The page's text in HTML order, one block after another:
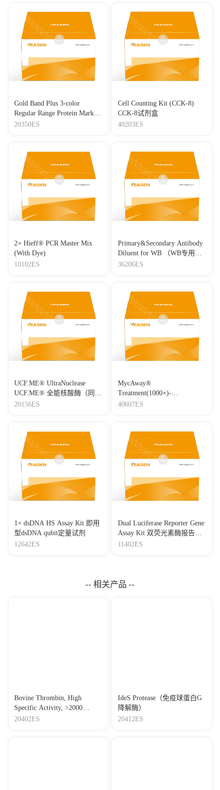
Gold Band Plus 3-color
Regular Range Protein Marker
(8-180 kDa) 三色预染蛋白质
20350ES
Cell Counting Kit (CCK-8)
CCK-8试剂盒
40203ES
2× Hieff® PCR Master Mix
(With Dye)
10102ES
Primary&Secondary Antibody
Diluent for WB （WB专用一
抗二抗稀释液）
36206ES
UCF.ME® UltraNuclease
UCF.ME® 全能核酸酶（同
Benzonase）
20156ES
MycAway®
Treatment(1000×)-
Mycoplasma Elimination
40607ES
1× dsDNA HS Assay Kit 即用
型dsDNA qubit定量试剂
12642ES
Dual Luciferase Reporter Gene
Assay Kit 双荧光素酶报告基
因检测试剂盒
11402ES
-- 相关产品 --
Bovine Thrombin, High
Specific Activity, >2000
IU/mg 牛凝血酶（高活力，
20402ES
IdeS Protease（免疫球蛋白G
降解酶）
20412ES